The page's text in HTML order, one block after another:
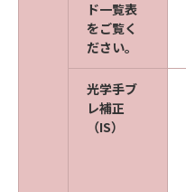
ド一覧表
をご覧く
ださい。
光学手ブ
レ補正
（IS）